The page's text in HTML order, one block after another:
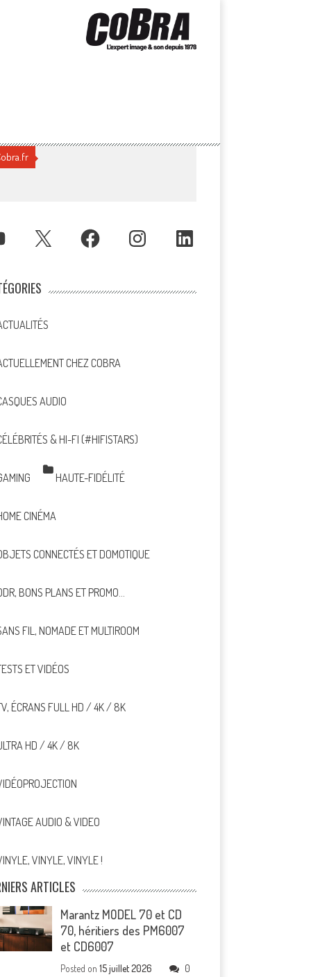
X FACEBOOK INSTAGRAM LINKEDIN
CHEZ COBRA
AUDIO
& HI-FI (#HIFISTARS)
HAUTE-FIDÉLITÉ
CINÉMA
CONNECTÉS ET DOMOTIQUE
BONS PLANS ET PROMO…
FIL, NOMADE ET MULTIROOM
ET VIDÉOS
ÉCRANS FULL HD / 4K / 8K
HD / 4K / 8K
AUDIO & VIDEO
VINYLE, VINYLE !
ARTICLES
Marantz MODEL 70 et CD
70, héritiers des PM6007
et CD6007
Posted on15 juillet 2026 0